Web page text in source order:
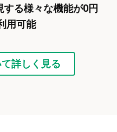
る様々な機能が0円
用可能
詳しく見る